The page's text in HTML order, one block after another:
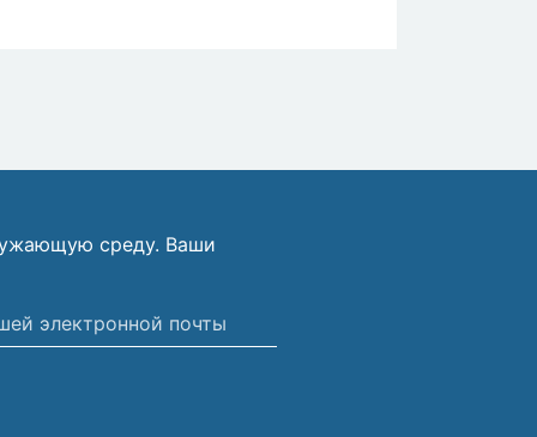
среду. Ваши